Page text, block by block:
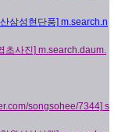
삼성현단풍] m.search.n
초사진] m.search.daum.
songsohee/7344] s